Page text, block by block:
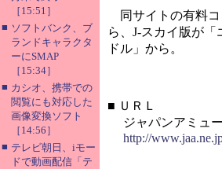
［15:51］
■ ソフトバンク、ブ
ランドキャラクタ
ーにSMAP
［15:34］
■ カシオ、携帯での
閲覧にも対応した
画像変換ソフト
［14:56］
■ テレビ朝日、iモー
ドで動画配信「テ
同サイトの有料コ
ら、J-スカイ版が
ドル」から。
■ ＵＲＬ
ジャパンアミュ
http://